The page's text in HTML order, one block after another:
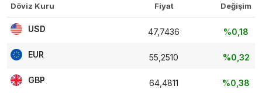
Döviz Kuru Fiyat Değişim
USD 47,7436 %0,18
EUR 55,2510 %0,32
GBP 64,4811 %0,38